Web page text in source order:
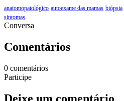
anatomopatológico autoexame das mamas biópsia
sintomas
Conversa
Comentários
0 comentários
Participe